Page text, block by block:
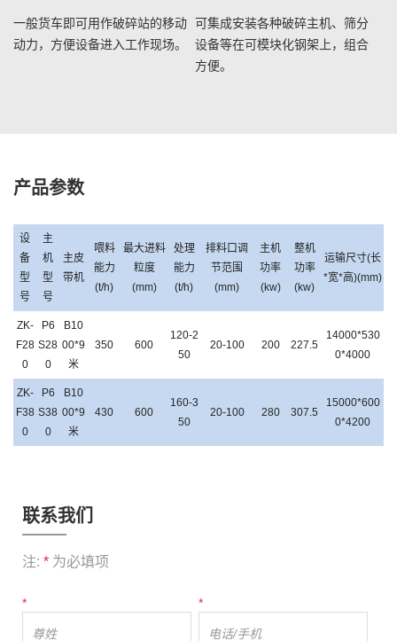
一般货车即可用作破碎站的移动
动力，方便设备进入工作现场。
可集成安装各种破碎主机、筛分
设备等在可模块化钢架上，组合
方便。
产品参数
设
备
型
号
主
机
型
号
主皮
带机
喂料
能力
(t/h)
最大进料
粒度
(mm)
处理
能力
(t/h)
排料口调
节范围
(mm)
主机
功率
(kw)
整机
功率
(kw)
运输尺寸(长
*宽*高)(mm)
ZK-
F28
0
P6
S28
0
B10
00*9
米
350 600
120-2
50
20-100 200 227.5
14000*530
0*4000
ZK-
F38
0
P6
S38
0
B10
00*9
米
430 600
160-3
50
20-100 280 307.5
15000*600
0*4200
联系我们
注: * 为必填项
* *